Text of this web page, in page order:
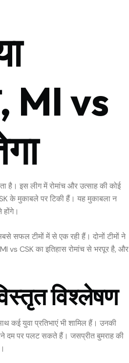
MI vs
है। इस लीग में रोमांच और उत्साह की कोई
के मुकाबले पर टिकी हैं। यह मुकाबला न
सफल टीमों में से एक रही हैं। दोनों टीमों ने
vs CSK का इतिहास रोमांच से भरपूर है, और
विश्लेषण
कई युवा प्रतिभाएं भी शामिल हैं। उनकी
दम पर पलट सकते हैं। जसप्रीत बुमराह की